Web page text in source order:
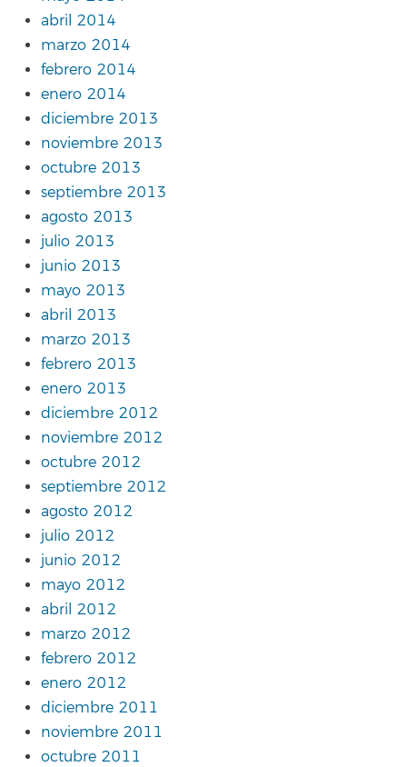
abril 2014
marzo 2014
febrero 2014
enero 2014
diciembre 2013
noviembre 2013
octubre 2013
septiembre 2013
agosto 2013
julio 2013
junio 2013
mayo 2013
abril 2013
marzo 2013
febrero 2013
enero 2013
diciembre 2012
noviembre 2012
octubre 2012
septiembre 2012
agosto 2012
julio 2012
junio 2012
mayo 2012
abril 2012
marzo 2012
febrero 2012
enero 2012
diciembre 2011
noviembre 2011
octubre 2011